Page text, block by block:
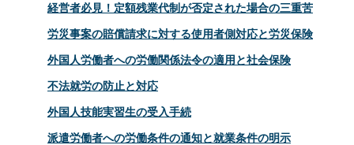
経営者必見！定額残業代制が否定された場合の三重苦
労災事案の賠償請求に対する使用者側対応と労災保険
外国人労働者への労働関係法令の適用と社会保険
不法就労の防止と対応
外国人技能実習生の受入手続
派遣労働者への労働条件の通知と就業条件の明示